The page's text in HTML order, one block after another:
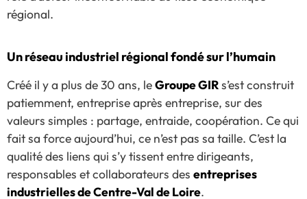
régional.
Un réseau industriel régional fondé sur l’humain
Créé il y a plus de 30 ans, leGroupe GIRs’est construit
patiemment, entreprise après entreprise, sur des
valeurs simples : partage, entraide, coopération. Ce qui
fait sa force aujourd’hui, ce n’est pas sa taille. C’est la
qualité des liens qui s’y tissent entre dirigeants,
responsables et collaborateurs des entreprises
industrielles de Centre-Val de Loire.